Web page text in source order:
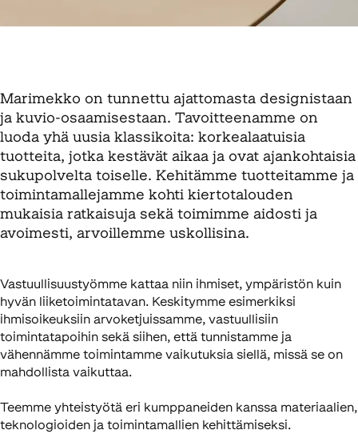
Marimekko on tunnettu ajattomasta designistaan
ja kuvio-osaamisestaan. Tavoitteenamme on
luoda yhä uusia klassikoita: korkealaatuisia
tuotteita, jotka kestävät aikaa ja ovat ajankohtaisia
sukupolvelta toiselle. Kehitämme tuotteitamme ja
toimintamallejamme kohti kiertotalouden
mukaisia ratkaisuja sekä toimimme aidosti ja
avoimesti, arvoillemme uskollisina.
Vastuullisuustyömme kattaa niin ihmiset, ympäristön kuin
hyvän liiketoimintatavan. Keskitymme esimerkiksi
ihmisoikeuksiin arvoketjuissamme, vastuullisiin
toimintatapoihin sekä siihen, että tunnistamme ja
vähennämme toimintamme vaikutuksia siellä, missä se on
mahdollista vaikuttaa.
Teemme yhteistyötä eri kumppaneiden kanssa materiaalien,
teknologioiden ja toimintamallien kehittämiseksi.